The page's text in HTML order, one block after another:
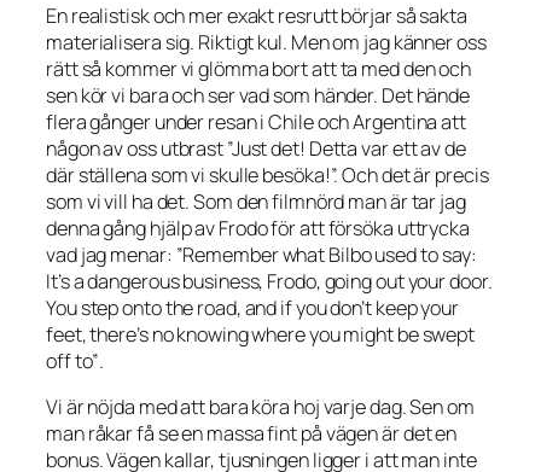
En realistisk och mer exakt resrutt börjar så sakta
materialisera sig. Riktigt kul. Men om jag känner oss
rätt så kommer vi glömma bort att ta med den och
sen kör vi bara och ser vad som händer. Det hände
flera gånger under resan i Chile och Argentina att
någon av oss utbrast ”Just det! Detta var ett av de
där ställena som vi skulle besöka!”. Och det är precis
som vi vill ha det. Som den filmnörd man är tar jag
denna gång hjälp av Frodo för att försöka uttrycka
vad jag menar: ”Remember what Bilbo used to say:
It’s a dangerous business, Frodo, going out your door.
You step onto the road, and if you don’t keep your
feet, there’s no knowing where you might be swept
off to”.
Vi är nöjda med att bara köra hoj varje dag. Sen om
man råkar få se en massa fint på vägen är det en
bonus. Vägen kallar, tjusningen ligger i att man inte